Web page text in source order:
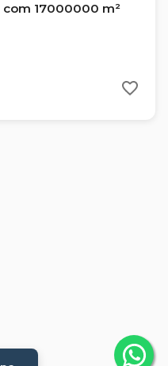
17000000 m²